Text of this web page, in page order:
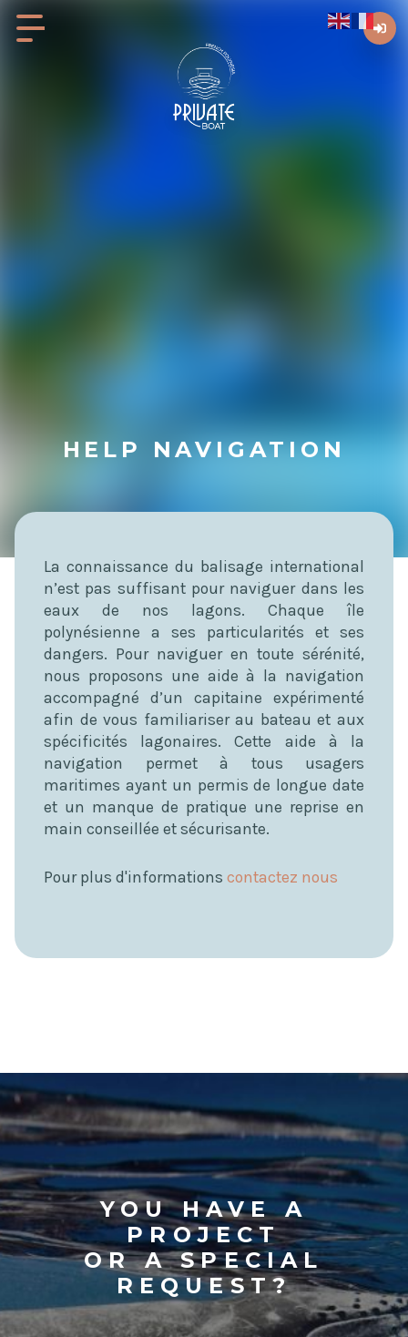
HELP NAVIGATION
La connaissance du balisage international
n’est pas suffisant pour naviguer dans les
eaux de nos lagons. Chaque île
polynésienne a ses particularités et ses
dangers. Pour naviguer en toute sérénité,
nous proposons une aide à la navigation
accompagné d’un capitaine expérimenté
afin de vous familiariser au bateau et aux
spécificités lagonaires. Cette aide à la
navigation permet à tous usagers
maritimes ayant un permis de longue date
et un manque de pratique une reprise en
main conseillée et sécurisante.
Pour plus d'informations contactez nous
YOU HAVE A
PROJECT
OR A SPECIAL
REQUEST?